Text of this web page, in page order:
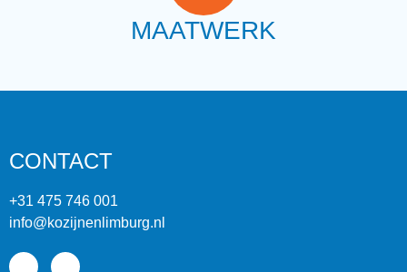
MAATWERK
CONTACT
+31 475 746 001
info@kozijnenlimburg.nl